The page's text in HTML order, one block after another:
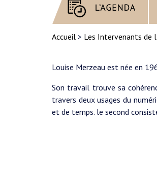
Accueil > Les Intervenants de
Louise Merzeau est née en
Son travail trouve sa
travers deux usages du
et de temps. le second